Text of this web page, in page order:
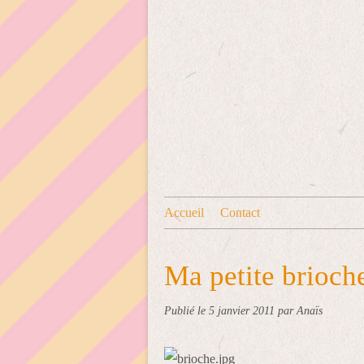
Accueil Contact
Ma petite
Publié le 5 janvier 2011 par Anaïs